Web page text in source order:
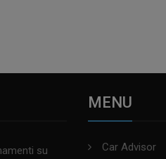
su
MENU
Car Advisor